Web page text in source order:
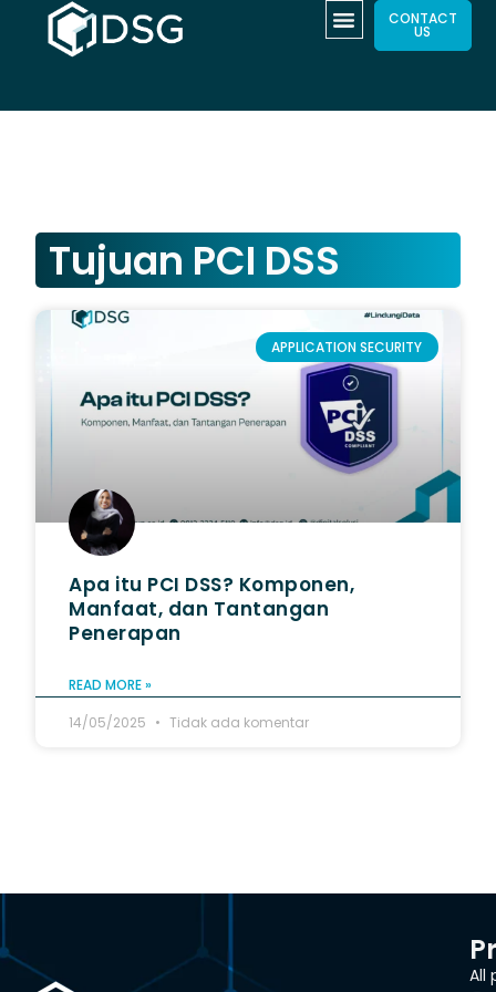
CONTACT
US
Tujuan PCI DSS
APPLICATION SECURITY
Apa itu PCI DSS? Komponen,
Manfaat, dan Tantangan
Penerapan
READ MORE »
14/05/2025
Tidak ada komentar
All